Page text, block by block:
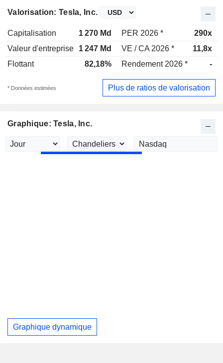
Valorisation: Tesla, Inc.
Capitalisation 1 270 Md PER 2026 * 290x
Valeur d'entreprise
1 247 Md VE / CA 2026 * 11,8x
Flottant
82,18% Rendement 2026 * -
* Données estimées Plus de ratios de valorisation
Graphique: Tesla, Inc.
Graphique dynamique